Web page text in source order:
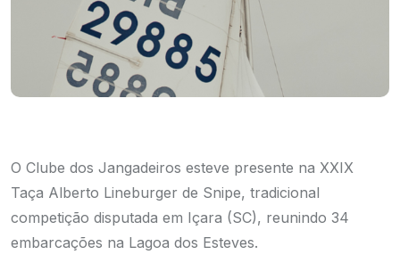
O Clube dos Jangadeiros esteve presente na XXIX
Taça Alberto Lineburger de Snipe, tradicional
competição disputada em Içara (SC), reunindo 34
embarcações na Lagoa dos Esteves.